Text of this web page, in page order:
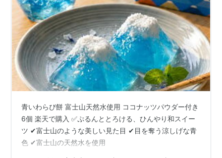
青いわらび餅 富士山天然水使用 ココナッツパウダー付き
6個 楽天で購入 ✅ぷるんととろける、ひんやり和スイー
ツ ✔富士山のような美しい見た目 ✔目を奪う涼しげな青
色 ✔富士山の天然水を使用